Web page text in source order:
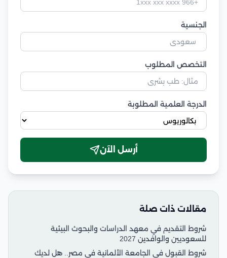
الجنسية
التخصص المطلوب
الدرجة العلمية المطلوبة
أرسل الآن
مقالات ذات صلة
شروط التقديم في معهد الدراسات والبحوث البيئية
للسعوديين والوافدين 2027
شروط القبول في الجامعة الألمانية في مصر.. هل لديك